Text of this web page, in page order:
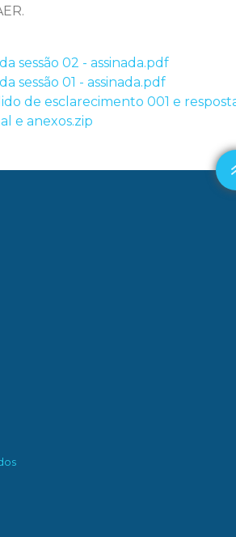
sessão 02 - assinada.pdf
sessão 01 - assinada.pdf
de esclarecimento 001 e
e anexos.zip